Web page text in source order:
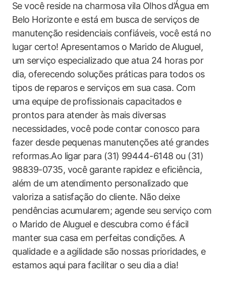
Se você reside na charmosa vila Olhos d’Água em
Belo Horizonte e está em busca de serviços de
manutenção residenciais confiáveis, você está no
lugar certo! Apresentamos o Marido de Aluguel,
um serviço especializado que atua 24 horas por
dia, oferecendo soluções práticas para todos os
tipos de reparos e serviços em sua casa. Com
uma equipe de profissionais capacitados e
prontos para atender às mais diversas
necessidades, você pode contar conosco para
fazer desde pequenas manutenções até grandes
reformas.Ao ligar para (31) 99444-6148 ou (31)
98839-0735, você garante rapidez e eficiência,
além de um atendimento personalizado que
valoriza a satisfação do cliente. Não deixe
pendências acumularem; agende seu serviço com
o Marido de Aluguel e descubra como é fácil
manter sua casa em perfeitas condições. A
qualidade e a agilidade são nossas prioridades, e
estamos aqui para facilitar o seu dia a dia!